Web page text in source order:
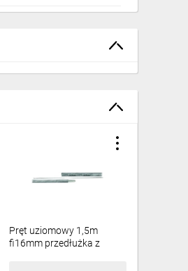
Pręt uziomowy 1,5m
fi16mm przedłużka z